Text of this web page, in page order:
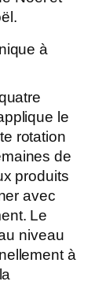
à
le
rotation
de
produits
avec
Le
niveau
à